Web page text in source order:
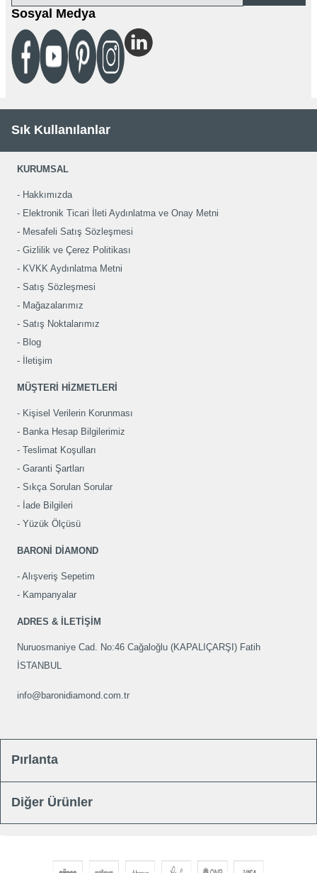
Sosyal Medya
Sık Kullanılanlar
KURUMSAL
Hakkımızda
Elektronik Ticari İleti Aydınlatma ve Onay Metni
Mesafeli Satış Sözleşmesi
Gizlilik ve Çerez Politikası
KVKK Aydınlatma Metni
Satış Sözleşmesi
Mağazalarımız
Satış Noktalarımız
Blog
İletişim
MÜŞTERİ HİZMETLERİ
Kişisel Verilerin Korunması
Banka Hesap Bilgilerimiz
Teslimat Koşulları
Garanti Şartları
Sıkça Sorulan Sorular
İade Bilgileri
Yüzük Ölçüsü
BARONİ DİAMOND
Alışveriş Sepetim
Kampanyalar
ADRES & İLETİŞİM
Nuruosmaniye Cad. No:46 Cağaloğlu (KAPALIÇARŞI) Fatih
İSTANBUL
info@baronidiamond.com.tr
Pırlanta
Diğer Ürünler